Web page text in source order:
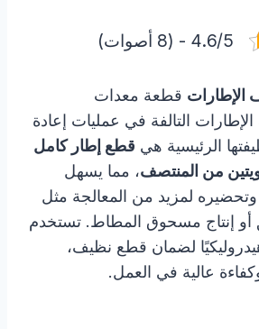
4.6/5 - (8 أصوات)
الإطارات قطعة معدات
التالفة في عمليات إعادة
الرئيسية هي قطع إطار كامل
من المنتصف، مما يسهل
وتحضيره لمزيد من المعالجة مثل
أو إنتاج مسحوق المطاط. تستخدم
هيدروليكيًا لضمان قطع نظيف،
عالية في العمل.